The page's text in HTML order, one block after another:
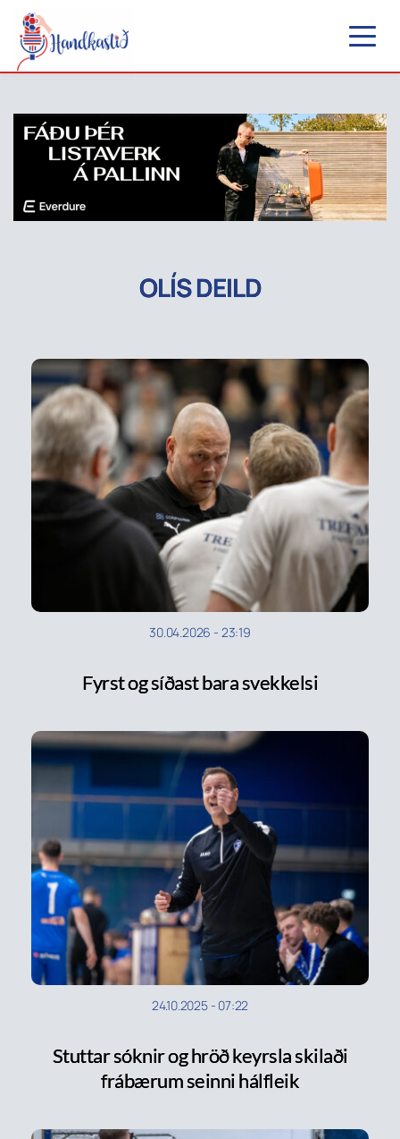
OLÍS DEILD
30.04.2026 - 23:19
Fyrst og síðast bara svekkelsi
24.10.2025- 07:22
Stuttar sóknir og hröð keyrsla skilaði
frábærum seinni hálfleik